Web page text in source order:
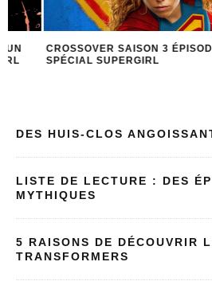
CROSSOVER SAISON 3 ÉPISODE 6 :
SPÉCIAL SUPERGIRL
DES HUIS-CLOS
LISTE DE LECTURE : DES
MYTHIQUES
5 RAISONS DE DÉCOUVRIR
TRANSFORMERS